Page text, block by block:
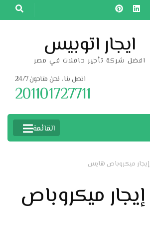
ايجار اتوبيس
افضل شركة تأجير حافلات في مصر
اتصل بنا ، نحن متاحون 24/7
201101727711
القائمة
إيجار ميكروباص هايس
إيجار ميكروباص